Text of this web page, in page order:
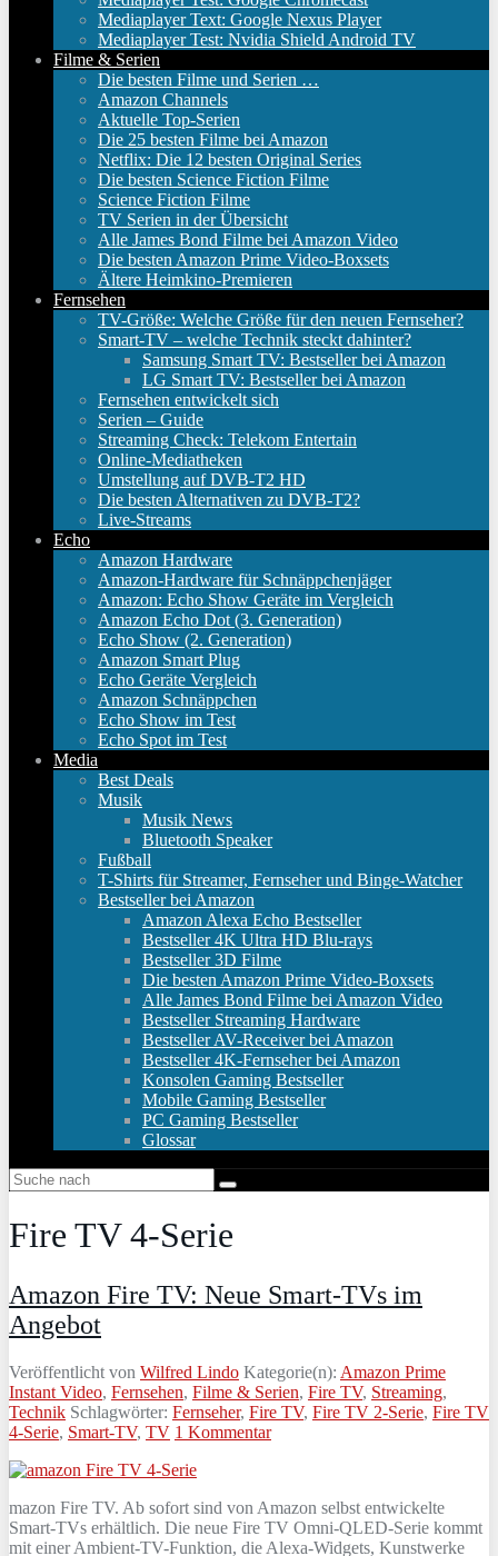
Mediaplayer Text: Google Nexus Player
Mediaplayer Test: Nvidia Shield Android TV
Filme & Serien
Die besten Filme und Serien …
Amazon Channels
Aktuelle Top-Serien
Die 25 besten Filme bei Amazon
Netflix: Die 12 besten Original Series
Die besten Science Fiction Filme
Science Fiction Filme
TV Serien in der Übersicht
Alle James Bond Filme bei Amazon Video
Die besten Amazon Prime Video-Boxsets
Ältere Heimkino-Premieren
Fernsehen
TV-Größe: Welche Größe für den neuen Fernseher?
Smart-TV – welche Technik steckt dahinter?
Samsung Smart TV: Bestseller bei Amazon
LG Smart TV: Bestseller bei Amazon
Fernsehen entwickelt sich
Serien – Guide
Streaming Check: Telekom Entertain
Online-Mediatheken
Umstellung auf DVB-T2 HD
Die besten Alternativen zu DVB-T2?
Live-Streams
Echo
Amazon Hardware
Amazon-Hardware für Schnäppchenjäger
Amazon: Echo Show Geräte im Vergleich
Amazon Echo Dot (3. Generation)
Echo Show (2. Generation)
Amazon Smart Plug
Echo Geräte Vergleich
Amazon Schnäppchen
Echo Show im Test
Echo Spot im Test
Media
Best Deals
Musik
Musik News
Bluetooth Speaker
Fußball
T-Shirts für Streamer, Fernseher und Binge-Watcher
Bestseller bei Amazon
Amazon Alexa Echo Bestseller
Bestseller 4K Ultra HD Blu-rays
Bestseller 3D Filme
Die besten Amazon Prime Video-Boxsets
Alle James Bond Filme bei Amazon Video
Bestseller Streaming Hardware
Bestseller AV-Receiver bei Amazon
Bestseller 4K-Fernseher bei Amazon
Konsolen Gaming Bestseller
Mobile Gaming Bestseller
PC Gaming Bestseller
Glossar
Fire TV 4-Serie
Amazon Fire TV: Neue Smart-TVs im
Angebot
Veröffentlicht von Wilfred Lindo Kategorie(n): Amazon Prime
Instant Video, Fernsehen, Filme & Serien, Fire TV, Streaming,
Technik Schlagwörter: Fernseher, Fire TV, Fire TV 2-Serie, Fire TV
4-Serie, Smart-TV, TV 1 Kommentar
mazon Fire TV. Ab sofort sind von Amazon selbst entwickelte
Smart-TVs erhältlich. Die neue Fire TV Omni-QLED-Serie kommt
mit einer Ambient-TV-Funktion, die Alexa-Widgets, Kunstwerke